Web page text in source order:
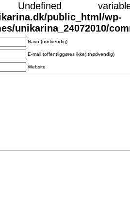
public_html/wp-
unikarina_24072010/
Navn (nødvendig)
E-mail (offentliggøres ikke) (nødvendig)
Website